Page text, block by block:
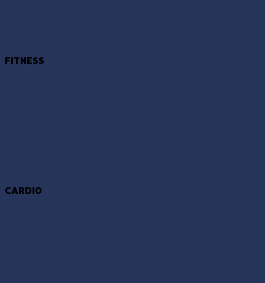
FITNESS
CARDIO